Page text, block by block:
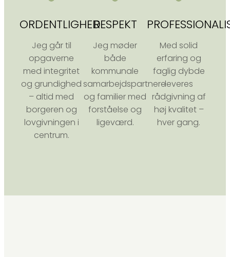
ORDENTLIGHED
Jeg går til
opgaverne
med integritet
og grundighed
– altid med
borgeren og
lovgivningen i
centrum.
RESPEKT
Jeg møder
både
kommunale
samarbejdspartnere
og familier med
forståelse og
ligeværd.
Med solid
erfaring og
faglig dybde
leveres
rådgivning af
høj kvalitet –
hver gang.